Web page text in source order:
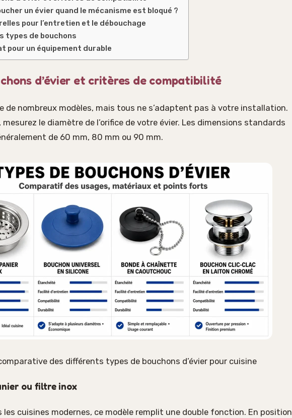
un évier quand le mécanisme est bloqué ?
pour l’entretien et le débouchage
types de bouchons
pour un équipement durable
d’évier et critères de compatibilité
de nombreux modèles, mais tous ne s’adaptent pas à votre installation.
le diamètre de l’orifice de votre évier. Les dimensions standards
de 60 mm, 80 mm ou 90 mm.
des différents types de bouchons d’évier pour cuisine
ou filtre inox
les cuisines modernes, ce modèle remplit une double fonction. En position